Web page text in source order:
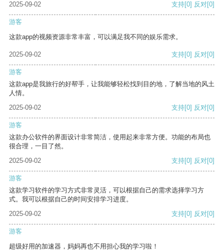
2025-09-02 支持[0] 反对[0]
游客
这款app的视频资源非常丰富，可以满足我不同的娱乐需求。
2025-09-02 支持[0] 反对[0]
游客
这款app是我旅行的好帮手，让我能够轻松找到目的地，了解当地的风土
人情。
2025-09-02
支持[0] 反对[0]
游客
这款办公软件的界面设计非常简洁，使用起来非常方便。功能的布局也
很合理，一目了然。
2025-09-02
支持[0] 反对[0]
游客
这款学习软件的学习方式非常灵活，可以根据自己的需求选择学习方
式。我可以根据自己的时间安排学习进度。
2025-09-02
支持[0] 反对[0]
游客
超级好用的加速器，妈妈再也不用担心我的学习啦！